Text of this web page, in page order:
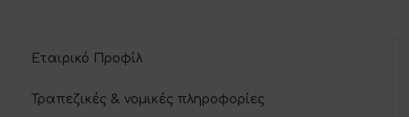
Εταιρικό Προφίλ
Τραπεζικές & νομικές πληροφορίες